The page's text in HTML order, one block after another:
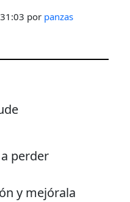
por panzas
perder
y mejórala